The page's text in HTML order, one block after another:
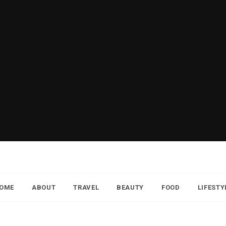
ABOUT TRAVEL BEAUTY FOOD